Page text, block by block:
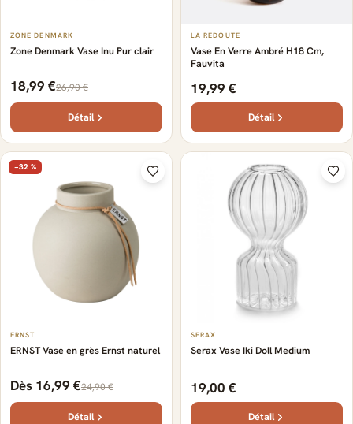
ZONE DENMARK
Zone Denmark Vase Inu Pur clair
18,99 €26,90 €
Détail
LA REDOUTE
Vase En Verre Ambré H18 Cm,
Fauvita
19,99 €
Détail
−32 %
ERNST
ERNST Vase en grès Ernst naturel
Dès 16,99 €24,90 €
Détail
SERAX
Serax Vase Iki Doll Medium
19,00 €
Détail